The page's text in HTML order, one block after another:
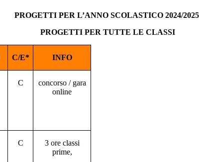
PROGETTI PER L’ANNO SCOLASTICO 2024/2025
PROGETTI PER TUTTE LE CLASSI
C/E* INFO
C
concorso / gara
online
C
3 ore classi
prime,